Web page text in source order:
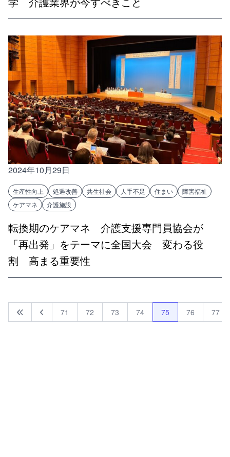
2024年10月29日
生産性向上 処遇改善 共生社会 人手不足 住まい
障害福祉
ケアマネ
介護施設
転換期のケアマネ 介護支援専門員協会が
「再出発」をテーマに全国大会 変わる役
割 高まる重要性
71 72 73 74 75 76 77